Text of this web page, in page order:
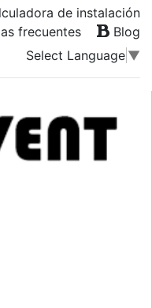
de instalación
frecuentes
Blog
Select Language ▼